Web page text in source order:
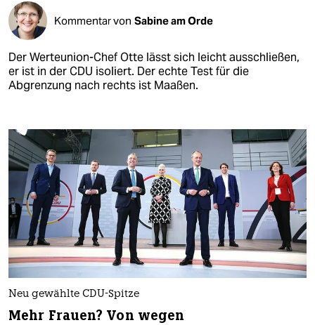
Kommentar von Sabine am Orde
Der Werteunion-Chef Otte lässt sich leicht ausschließen,
er ist in der CDU isoliert. Der echte Test für die
Abgrenzung nach rechts ist Maaßen.
Neu gewählte CDU-Spitze
Mehr Frauen? Von wegen